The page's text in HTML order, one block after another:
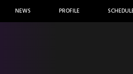
NEWS PROFILE